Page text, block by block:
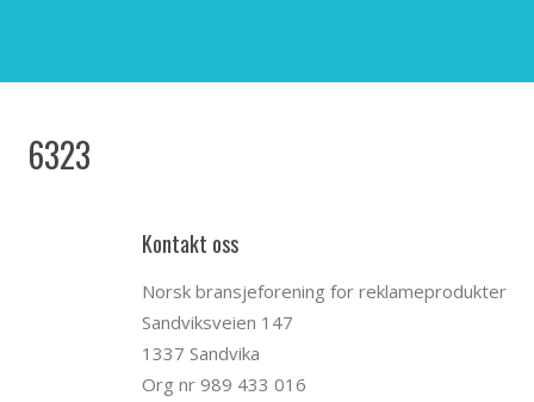
6323
Kontakt oss
Norsk bransjeforening for reklameprodukter
Sandviksveien 147
1337 Sandvika
Org nr 989 433 016